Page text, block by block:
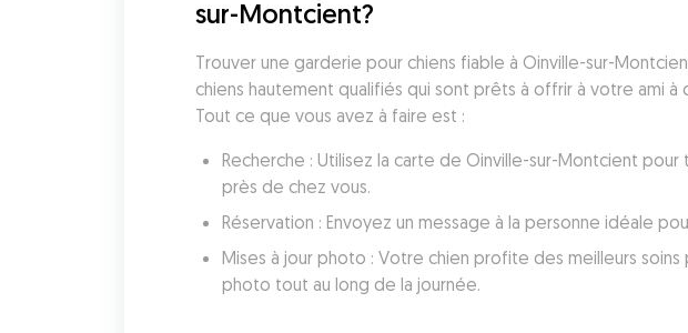
sur-Montcient?
Trouver une garderie pour chiens fiable à Oinville-sur-
chiens hautement qualifiés qui sont prêts à offrir à votre ami
Tout ce que vous avez à faire est :
Recherche : Utilisez la carte de Oinville-sur-Montcient
près de chez vous.
Réservation : Envoyez un message à la personne idéale
Mises à jour photo : Votre chien profite des meilleurs
photo tout au long de la journée.